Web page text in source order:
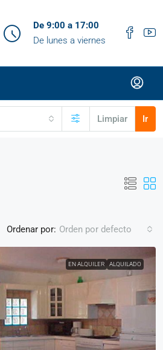
De 9:00 a 17:00
De lunes a viernes
Limpiar Ir
Ordenar por: Orden por defecto
EN ALQUILER ALQUILADO